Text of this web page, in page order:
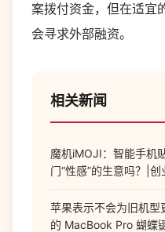
案拨付资金，但在适宜
会寻求外部融资。
相关新闻
魔机iMOJI：智能手机
门“性感”的生意吗？|创
苹果表示不会为旧机型
的 MacBook Pro 蝴蝶